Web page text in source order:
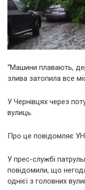
“Машини плавають,
злива затопила все
У Чернівцях через
вулиць.
Про це повідомляє
У прес-службі
повідомили, що
однієї з головних